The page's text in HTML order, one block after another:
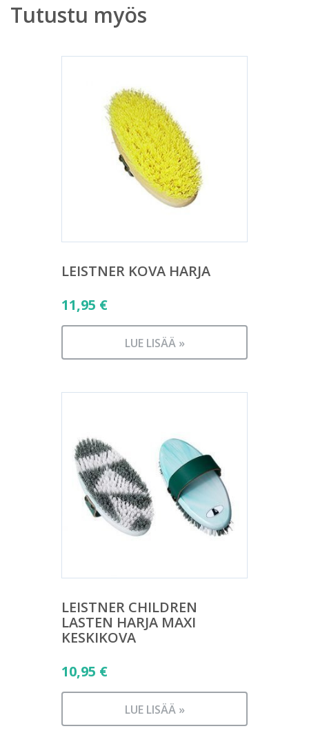
Tutustu myös
LEISTNER KOVA HARJA
11,95 €
LUE LISÄÄ »
LEISTNER CHILDREN
LASTEN HARJA MAXI
KESKIKOVA
10,95 €
LUE LISÄÄ »